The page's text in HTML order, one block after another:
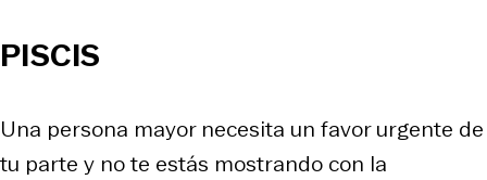
PISCIS
Una persona mayor necesita un favor urgente de
tu parte y no te estás mostrando con la